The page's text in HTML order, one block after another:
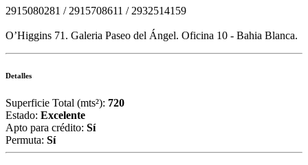
2915080281 / 2915708611 / 2932514159
O’Higgins 71. Galeria Paseo del Ángel. Oficina 10 - Bahia Blanca.
Detalles
Superficie Total (mts²): 720
Estado: Excelente
Apto para crédito: Sí
Permuta: Sí